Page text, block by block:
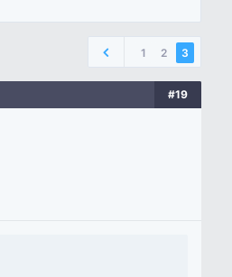
1 2 3
#19